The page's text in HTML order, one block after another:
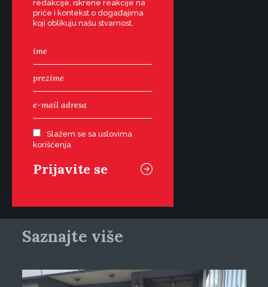
redakcije, iskrene reakcije na
priče i kontekst o događajima
koji oblikuju našu stvarnost.
Slažem se sa uslovima
korišćenja
Saznajte više